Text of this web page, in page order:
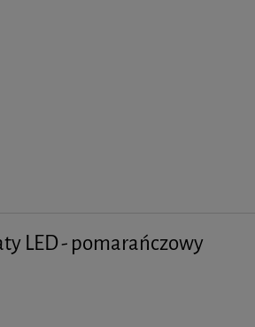
LED - pomarańczowy